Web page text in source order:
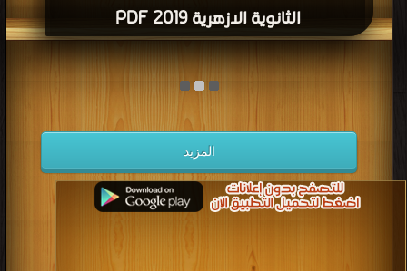
الثانوية الازهرية 2019 PDF
المزيد